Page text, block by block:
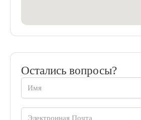
Остались вопросы?